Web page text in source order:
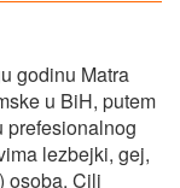
godinu Matra
u BiH, putem
prefesionalnog
lezbejki, gej,
osoba. Cilj